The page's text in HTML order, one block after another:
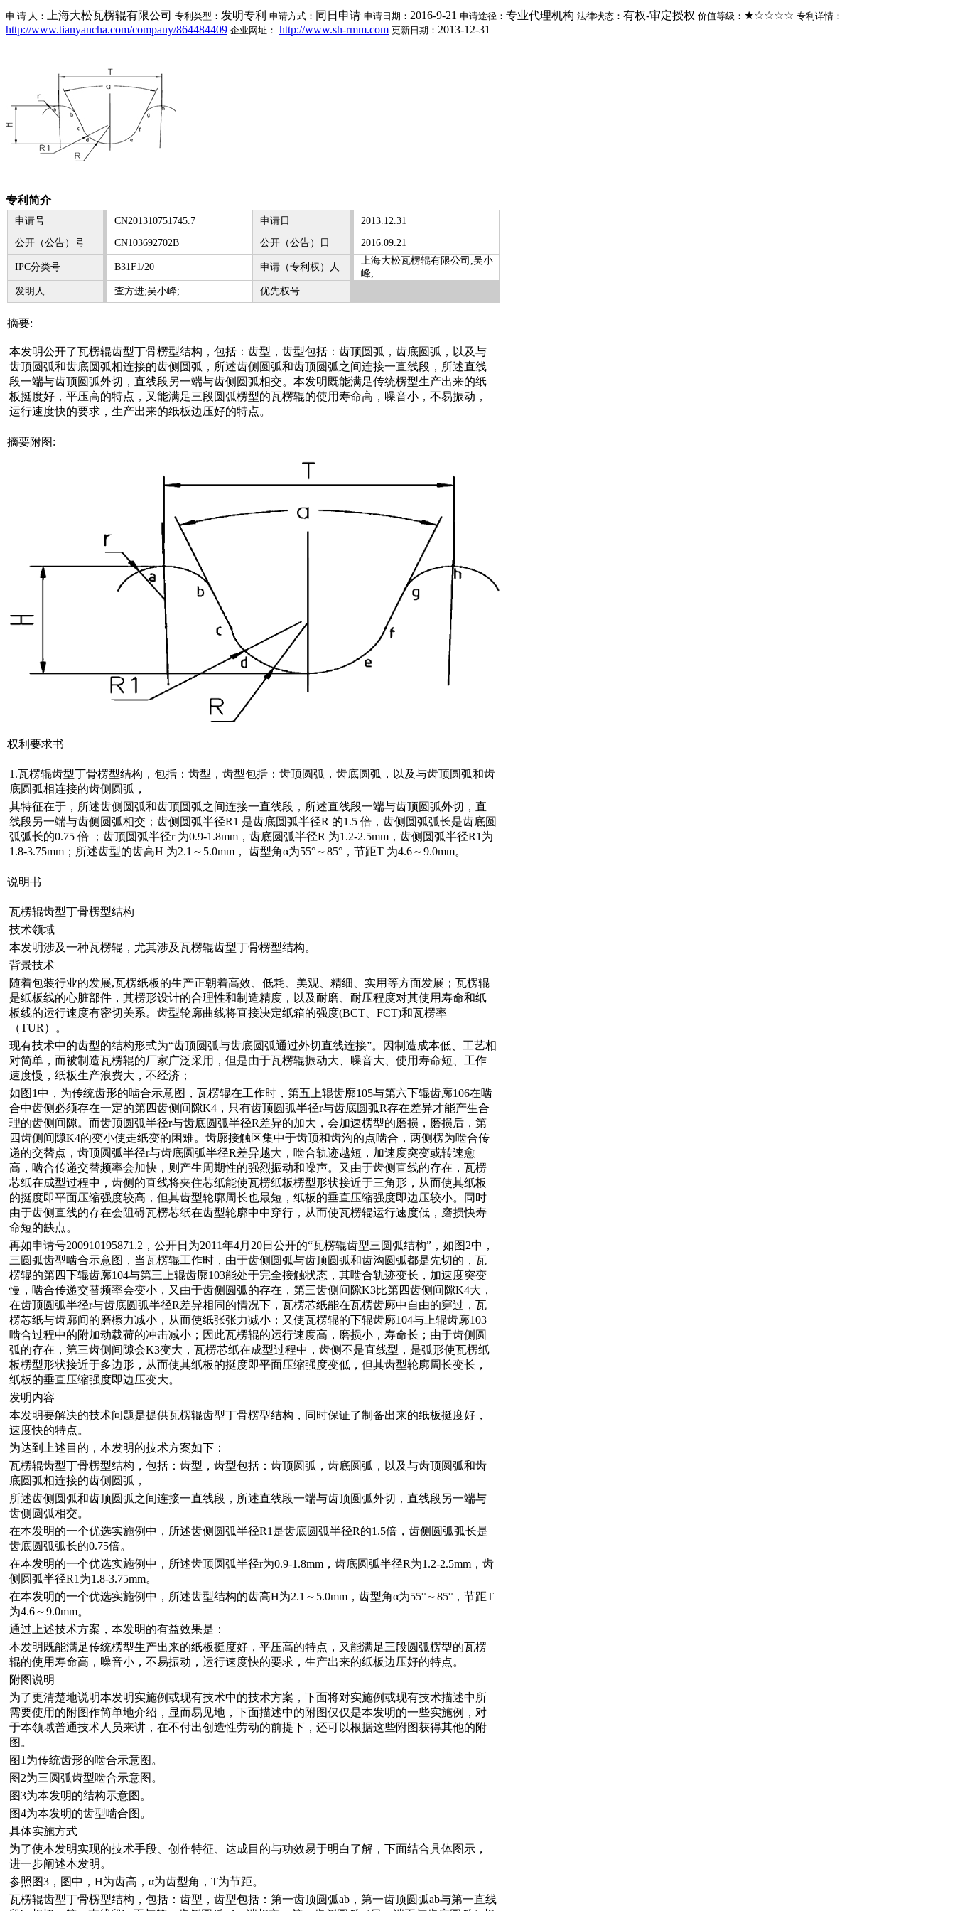
申 请 人： 上海大松瓦楞辊有限公司 专利类型： 发明专利 申请方式： 同日申请 申请日期： 2016-9-21 申请途径： 专业代理机构 法律状态： 有权-审定授权 价值等级： ★☆☆☆☆ 专利详情：
http://www.tianyancha.com/company/864484409 企业网址： http://www.sh-rmm.com 更新日期： 2013-12-31
专利简介
申请号 CN201310751745.7 申请日 2013.12.31
公开（公告）号 CN103692702B 公开（公告）日 2016.09.21
IPC分类号 B31F1/20 申请（专利权）人
上海大松瓦楞辊有限公司;吴小
峰;
发明人
查方进;吴小峰; 优先权号
摘要:
本发明公开了瓦楞辊齿型丁骨楞型结构，包括：齿型，齿型包括：齿顶圆弧，齿底圆弧，以及与
齿顶圆弧和齿底圆弧相连接的齿侧圆弧，所述齿侧圆弧和齿顶圆弧之间连接一直线段，所述直线
段一端与齿顶圆弧外切，直线段另一端与齿侧圆弧相交。本发明既能满足传统楞型生产出来的纸
板挺度好，平压高的特点，又能满足三段圆弧楞型的瓦楞辊的使用寿命高，噪音小，不易振动，
运行速度快的要求，生产出来的纸板边压好的特点。
摘要附图:
权利要求书
1.瓦楞辊齿型丁骨楞型结构，包括：齿型，齿型包括：齿顶圆弧，齿底圆弧，以及与齿顶圆弧和齿
底圆弧相连接的齿侧圆弧，
其特征在于，所述齿侧圆弧和齿顶圆弧之间连接一直线段，所述直线段一端与齿顶圆弧外切，直
线段另一端与齿侧圆弧相交；齿侧圆弧半径R1 是齿底圆弧半径R 的1.5 倍，齿侧圆弧弧长是齿底圆
弧弧长的0.75 倍 ；齿顶圆弧半径r 为0.9-1.8mm，齿底圆弧半径R 为1.2-2.5mm，齿侧圆弧半径R1为
1.8-3.75mm；所述齿型的齿高H 为2.1～5.0mm， 齿型角α为55°～85°，节距T 为4.6～9.0mm。
说明书
瓦楞辊齿型丁骨楞型结构
技术领域
本发明涉及一种瓦楞辊，尤其涉及瓦楞辊齿型丁骨楞型结构。
背景技术
随着包装行业的发展,瓦楞纸板的生产正朝着高效、低耗、美观、精细、实用等方面发展；瓦楞辊
是纸板线的心脏部件，其楞形设计的合理性和制造精度，以及耐磨、耐压程度对其使用寿命和纸
板线的运行速度有密切关系。齿型轮廓曲线将直接决定纸箱的强度(BCT、FCT)和瓦楞率
（TUR）。
现有技术中的齿型的结构形式为“齿顶圆弧与齿底圆弧通过外切直线连接”。因制造成本低、工艺相
对简单，而被制造瓦楞辊的厂家广泛采用，但是由于瓦楞辊振动大、噪音大、使用寿命短、工作
速度慢，纸板生产浪费大，不经济；
如图1中，为传统齿形的啮合示意图，瓦楞辊在工作时，第五上辊齿廓105与第六下辊齿廓106在啮
合中齿侧必须存在一定的第四齿侧间隙K4，只有齿顶圆弧半径r与齿底圆弧R存在差异才能产生合
理的齿侧间隙。而齿顶圆弧半径r与齿底圆弧半径R差异的加大，会加速楞型的磨损，磨损后，第
四齿侧间隙K4的变小使走纸变的困难。齿廓接触区集中于齿顶和齿沟的点啮合，两侧楞为啮合传
递的交替点，齿顶圆弧半径r与齿底圆弧半径R差异越大，啮合轨迹越短，加速度突变或转速愈
高，啮合传递交替频率会加快，则产生周期性的强烈振动和噪声。又由于齿侧直线的存在，瓦楞
芯纸在成型过程中，齿侧的直线将夹住芯纸能使瓦楞纸板楞型形状接近于三角形，从而使其纸板
的挺度即平面压缩强度较高，但其齿型轮廓周长也最短，纸板的垂直压缩强度即边压较小。同时
由于齿侧直线的存在会阻碍瓦楞芯纸在齿型轮廓中中穿行，从而使瓦楞辊运行速度低，磨损快寿
命短的缺点。
再如申请号200910195871.2，公开日为2011年4月20日公开的“瓦楞辊齿型三圆弧结构”，如图2中，
三圆弧齿型啮合示意图，当瓦楞辊工作时，由于齿侧圆弧与齿顶圆弧和齿沟圆弧都是先切的，瓦
楞辊的第四下辊齿廓104与第三上辊齿廓103能处于完全接触状态，其啮合轨迹变长，加速度突变
慢，啮合传递交替频率会变小，又由于齿侧圆弧的存在，第三齿侧间隙K3比第四齿侧间隙K4大，
在齿顶圆弧半径r与齿底圆弧半径R差异相同的情况下，瓦楞芯纸能在瓦楞齿廓中自由的穿过，瓦
楞芯纸与齿廓间的磨檫力减小，从而使纸张张力减小；又使瓦楞辊的下辊齿廓104与上辊齿廓103
啮合过程中的附加动载荷的冲击减小；因此瓦楞辊的运行速度高，磨损小，寿命长；由于齿侧圆
弧的存在，第三齿侧间隙会K3变大，瓦楞芯纸在成型过程中，齿侧不是直线型，是弧形使瓦楞纸
板楞型形状接近于多边形，从而使其纸板的挺度即平面压缩强度变低，但其齿型轮廓周长变长，
纸板的垂直压缩强度即边压变大。
发明内容
本发明要解决的技术问题是提供瓦楞辊齿型丁骨楞型结构，同时保证了制备出来的纸板挺度好，
速度快的特点。
为达到上述目的，本发明的技术方案如下：
瓦楞辊齿型丁骨楞型结构，包括：齿型，齿型包括：齿顶圆弧，齿底圆弧，以及与齿顶圆弧和齿
底圆弧相连接的齿侧圆弧，
所述齿侧圆弧和齿顶圆弧之间连接一直线段，所述直线段一端与齿顶圆弧外切，直线段另一端与
齿侧圆弧相交。
在本发明的一个优选实施例中，所述齿侧圆弧半径R1是齿底圆弧半径R的1.5倍，齿侧圆弧弧长是
齿底圆弧弧长的0.75倍。
在本发明的一个优选实施例中，所述齿顶圆弧半径r为0.9-1.8mm，齿底圆弧半径R为1.2-2.5mm，齿
侧圆弧半径R1为1.8-3.75mm。
在本发明的一个优选实施例中，所述齿型结构的齿高H为2.1～5.0mm，齿型角α为55°～85°，节距T
为4.6～9.0mm。
通过上述技术方案，本发明的有益效果是：
本发明既能满足传统楞型生产出来的纸板挺度好，平压高的特点，又能满足三段圆弧楞型的瓦楞
辊的使用寿命高，噪音小，不易振动，运行速度快的要求，生产出来的纸板边压好的特点。
附图说明
为了更清楚地说明本发明实施例或现有技术中的技术方案，下面将对实施例或现有技术描述中所
需要使用的附图作简单地介绍，显而易见地，下面描述中的附图仅仅是本发明的一些实施例，对
于本领域普通技术人员来讲，在不付出创造性劳动的前提下，还可以根据这些附图获得其他的附
图。
图1为传统齿形的啮合示意图。
图2为三圆弧齿型啮合示意图。
图3为本发明的结构示意图。
图4为本发明的齿型啮合图。
具体实施方式
为了使本发明实现的技术手段、创作特征、达成目的与功效易于明白了解，下面结合具体图示，
进一步阐述本发明。
参照图3，图中，H为齿高，α为齿型角，T为节距。
瓦楞辊齿型丁骨楞型结构，包括：齿型，齿型包括：第一齿顶圆弧ab，第一齿顶圆弧ab与第一直线